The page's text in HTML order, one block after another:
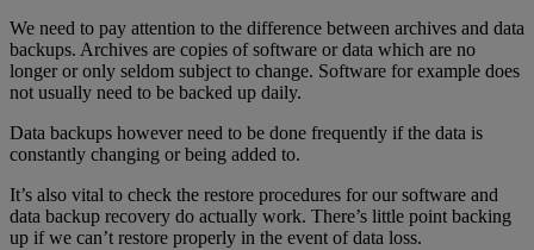
We need to pay attention to the difference between archives and data
backups. Archives are copies of software or data which are no
longer or only seldom subject to change. Software for example does
not usually need to be backed up daily.
Data backups however need to be done frequently if the data is
constantly changing or being added to.
It’s also vital to check the restore procedures for our software and
data backup recovery do actually work. There’s little point backing
up if we can’t restore properly in the event of data loss.